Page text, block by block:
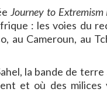
Journey to
: les voies du
au Cameroun, au
la bande de
et où des milices